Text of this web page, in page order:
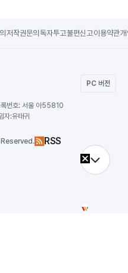
저작권문의 독자투고불편신고이용약관
PC 버전
번호: 서울 아55810
자:유태귀
RSS